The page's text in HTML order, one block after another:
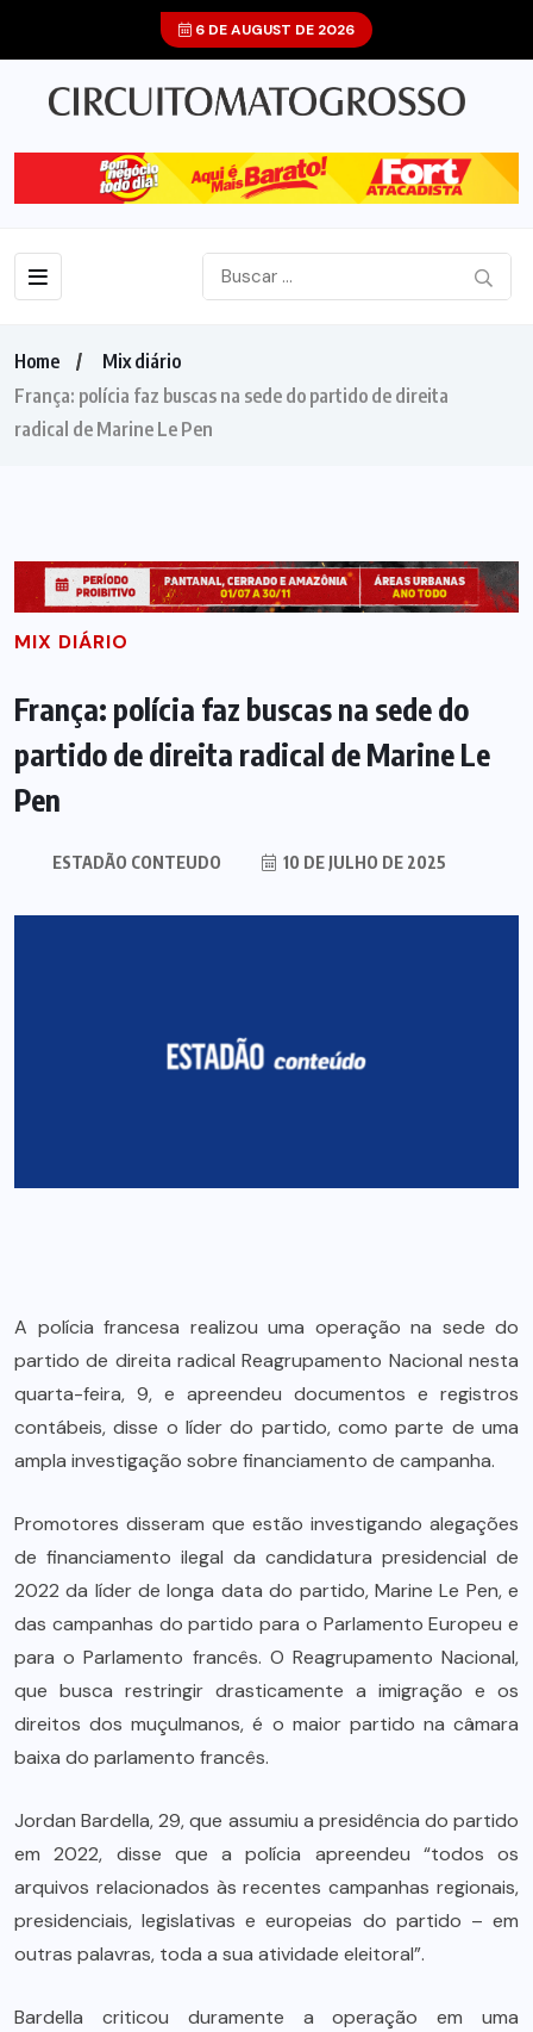
6 DE AUGUST DE 2026
Home
Mix diário
França: polícia faz buscas na sede do partido de direita
radical de Marine Le Pen
MIX DIÁRIO
França: polícia faz buscas na sede do
partido de direita radical de Marine Le
Pen
ESTADÃO CONTEUDO 10 DE JULHO DE 2025
A polícia francesa realizou uma operação na sede do
partido de direita radical Reagrupamento Nacional nesta
quarta-feira, 9, e apreendeu documentos e registros
contábeis, disse o líder do partido, como parte de uma
ampla investigação sobre financiamento de campanha.
Promotores disseram que estão investigando alegações
de financiamento ilegal da candidatura presidencial de
2022 da líder de longa data do partido, Marine Le Pen, e
das campanhas do partido para o Parlamento Europeu e
para o Parlamento francês. O Reagrupamento Nacional,
que busca restringir drasticamente a imigração e os
direitos dos muçulmanos, é o maior partido na câmara
baixa do parlamento francês.
Jordan Bardella, 29, que assumiu a presidência do partido
em 2022, disse que a polícia apreendeu “todos os
arquivos relacionados às recentes campanhas regionais,
presidenciais, legislativas e europeias do partido – em
outras palavras, toda a sua atividade eleitoral”.
Bardella criticou duramente a operação em uma